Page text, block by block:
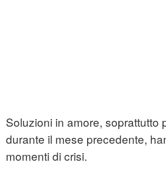
Soluzioni in amore, soprattutto
durante il mese precedente,
momenti di crisi.